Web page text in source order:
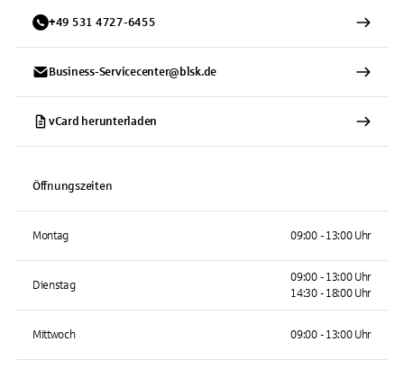
+49 531 4727-6455
Business-Servicecenter@blsk.de
vCard herunterladen
Öffnungszeiten
Montag 09:00 - 13:00 Uhr
Dienstag
09:00 - 13:00 Uhr
14:30 - 18:00 Uhr
Mittwoch 09:00 - 13:00 Uhr